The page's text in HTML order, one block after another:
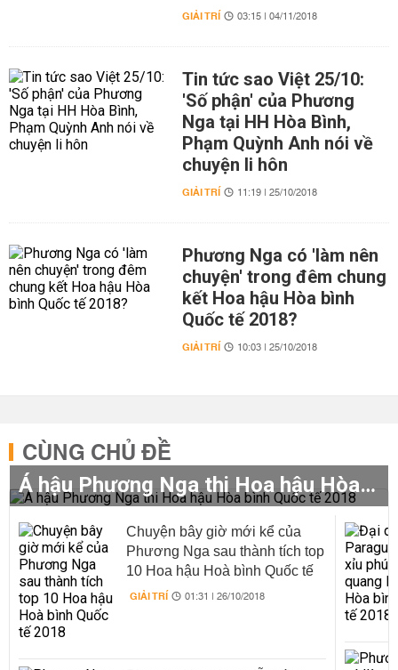
GIẢI TRÍ 03:15 | 04/11/2018
Tin tức sao Việt 25/10:
'Số phận' của Phương
Nga tại HH Hòa Bình,
Phạm Quỳnh Anh nói về
chuyện li hôn
GIẢI TRÍ 11:19 | 25/10/2018
Phương Nga có 'làm nên
chuyện' trong đêm chung
kết Hoa hậu Hòa bình
Quốc tế 2018?
GIẢI TRÍ 10:03 | 25/10/2018
CÙNG CHỦ ĐỀ
Á hậu Phương Nga thi Hoa hậu Hòa bình Quốc tế 2018
Chuyện bây giờ mới kể của
Phương Nga sau thành tích top
10 Hoa hậu Hoà bình Quốc tế
2018
GIẢI TRÍ 01:31 | 26/10/2018